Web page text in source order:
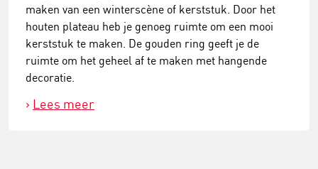
maken van een winterscène of kerststuk. Door het
houten plateau heb je genoeg ruimte om een mooi
kerststuk te maken. De gouden ring geeft je de
ruimte om het geheel af te maken met hangende
decoratie.
Lees meer